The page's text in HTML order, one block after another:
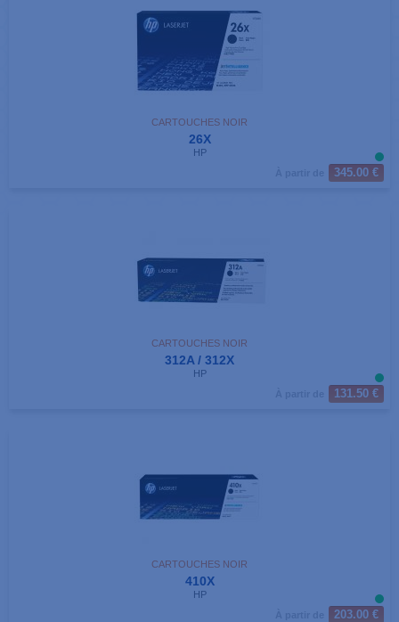
CARTOUCHES NOIR
26X
HP
345.00 €
CARTOUCHES NOIR
312A / 312X
HP
131.50 €
CARTOUCHES NOIR
410X
HP
203.00 €